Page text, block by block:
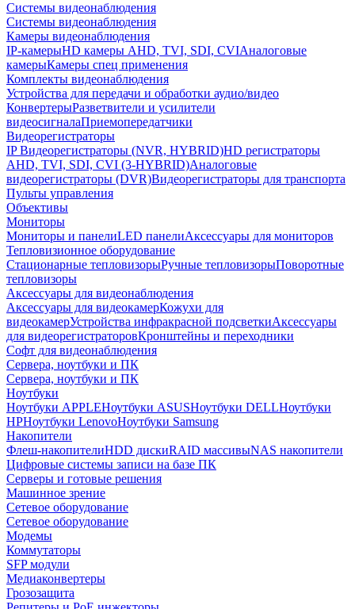
Системы видеонаблюдения
Системы видеонаблюдения
Камеры видеонаблюдения
IP-камерыHD камеры AHD, TVI, SDI, CVIАналоговые
камерыКамеры спец применения
Комплекты видеонаблюдения
Устройства для передачи и обработки аудио/видео
КонвертерыРазветвители и усилители
видеосигналаПриемопередатчики
Видеорегистраторы
IP Видеорегистраторы (NVR, HYBRID)HD регистраторы
AHD, TVI, SDI, CVI (3-HYBRID)Аналоговые
видеорегистраторы (DVR)Видеорегистраторы для транспорта
Пульты управления
Объективы
Мониторы
Мониторы и панелиLED панелиАксессуары для мониторов
Тепловизионное оборудование
Стационарные тепловизорыРучные тепловизорыПоворотные
тепловизоры
Аксессуары для видеонаблюдения
Аксессуары для видеокамерКожухи для
видеокамерУстройства инфракрасной подсветкиАксессуары
для видеорегистраторовКронштейны и переходники
Софт для видеонаблюдения
Сервера, ноутбуки и ПК
Сервера, ноутбуки и ПК
Ноутбуки
Ноутбуки APPLEНоутбуки ASUSНоутбуки DELLНоутбуки
HPНоутбуки LenovoНоутбуки Samsung
Накопители
Флеш-накопителиHDD дискиRAID массивыNAS накопители
Цифровые системы записи на базе ПК
Серверы и готовые решения
Машинное зрение
Сетевое оборудование
Сетевое оборудование
Модемы
Коммутаторы
SFP модули
Медиаконвертеры
Грозозащита